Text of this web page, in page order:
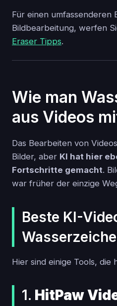
Für einen umfassenderen
Bildbearbeitung, werfen
Eraser Tipps.
Wie man
aus Videos
Das Bearbeiten von
Bilder, aber KI hat hier
Fortschritte gemacht.
war früher der einzige
Beste KI-
Hier sind einige Tools, die
1. HitPaw